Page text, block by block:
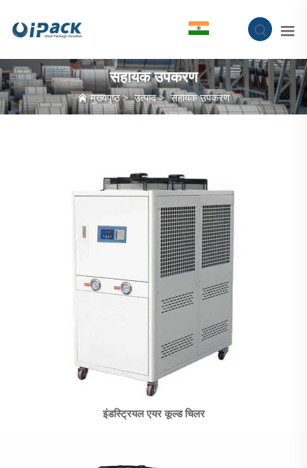
सहायक उपकरण
मुख्यपृष्ठ>उत्पाद>सहायक उपकरण
इंडस्ट्रियल एयर कूल्ड चिलर